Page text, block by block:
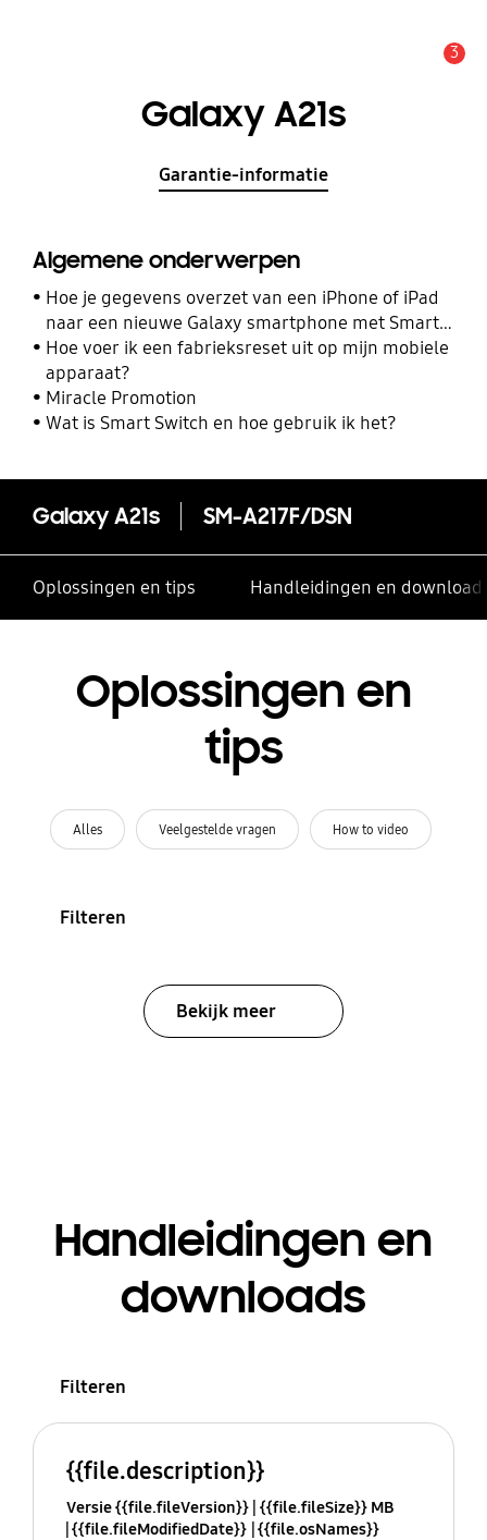
3
Galaxy A21s
Garantie-informatie
Algemene onderwerpen
Hoe je gegevens overzet van een iPhone of iPad
naar een nieuwe Galaxy smartphone met Smart
Switch
Hoe voer ik een fabrieksreset uit op mijn mobiele
apparaat?
Miracle Promotion
Wat is Smart Switch en hoe gebruik ik het?
Galaxy A21s SM-A217F/DSN
Oplossingen en tips Handleidingen en
Oplossingen en
tips
Alles Veelgestelde vragen How to video
Filteren
Bekijk meer
Handleidingen en
downloads
Filteren
{{file.description}}
Versie {{file.fileVersion}} {{file.fileSize}} MB
{{file.fileModifiedDate}} {{file.osNames}}